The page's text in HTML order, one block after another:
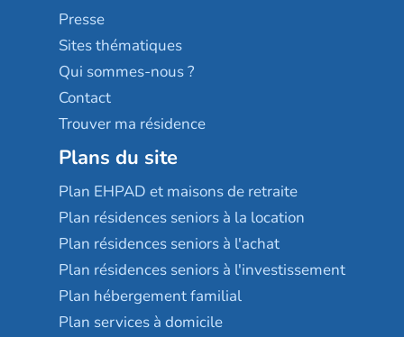
Sérénys
Résidences services Villa Médicis
Presse
Sites thématiques
Qui sommes-nous ?
Contact
Trouver ma résidence
Plans du site
Plan EHPAD et maisons de retraite
Plan résidences seniors à la location
Plan résidences seniors à l'achat
Plan résidences seniors à l'investissement
Plan hébergement familial
Plan services à domicile